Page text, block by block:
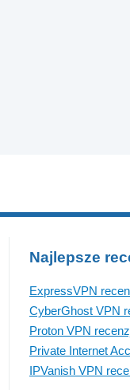
Najlepsze
ExpressVPN
CyberGhost VPN
Proton VPN
Private Internet
IPVanish VPN